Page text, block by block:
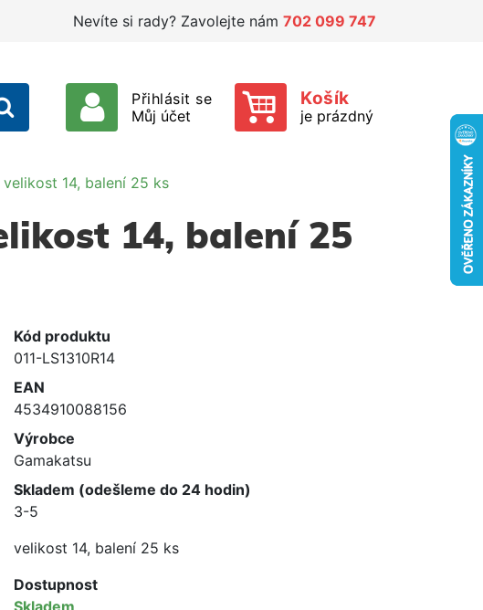
Nevíte si rady? Zavolejte nám 702 099 747
Přihlásit se
Můj účet
Košík
je prázdný
14, balení 25 ks
14, balení 25
Kód produktu
011-LS1310R14
EAN
4534910088156
Výrobce
Gamakatsu
Skladem (odešleme do 24 hodin)
3-5
velikost 14, balení 25 ks
Dostupnost
Skladem